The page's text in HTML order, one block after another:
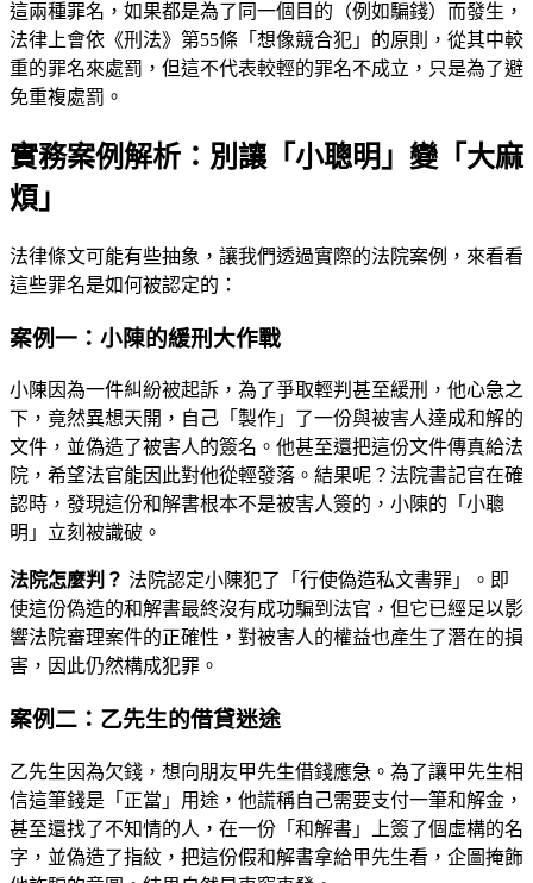
這兩種罪名，如果都是為了同一個目的（例如騙錢）而發生，
法律上會依《刑法》第55條「想像競合犯」的原則，從其中較
重的罪名來處罰，但這不代表較輕的罪名不成立，只是為了避
免重複處罰。
實務案例解析：別讓「小聰明」變「大麻
煩」
法律條文可能有些抽象，讓我們透過實際的法院案例，來看看
這些罪名是如何被認定的：
案例一：小陳的緩刑大作戰
小陳因為一件糾紛被起訴，為了爭取輕判甚至緩刑，他心急之
下，竟然異想天開，自己「製作」了一份與被害人達成和解的
文件，並偽造了被害人的簽名。他甚至還把這份文件傳真給法
院，希望法官能因此對他從輕發落。結果呢？法院書記官在確
認時，發現這份和解書根本不是被害人簽的，小陳的「小聰
明」立刻被識破。
法院怎麼判？ 法院認定小陳犯了「行使偽造私文書罪」。即
使這份偽造的和解書最終沒有成功騙到法官，但它已經足以影
響法院審理案件的正確性，對被害人的權益也產生了潛在的損
害，因此仍然構成犯罪。
案例二：乙先生的借貸迷途
乙先生因為欠錢，想向朋友甲先生借錢應急。為了讓甲先生相
信這筆錢是「正當」用途，他謊稱自己需要支付一筆和解金，
甚至還找了不知情的人，在一份「和解書」上簽了個虛構的名
字，並偽造了指紋，把這份假和解書拿給甲先生看，企圖掩飾